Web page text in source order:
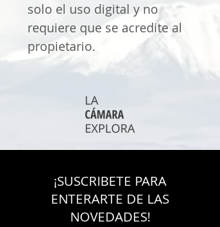
solo el uso digital y no
requiere que se acredite al
propietario.
¡SUSCRIBETE PARA
ENTERARTE DE LAS
NOVEDADES!